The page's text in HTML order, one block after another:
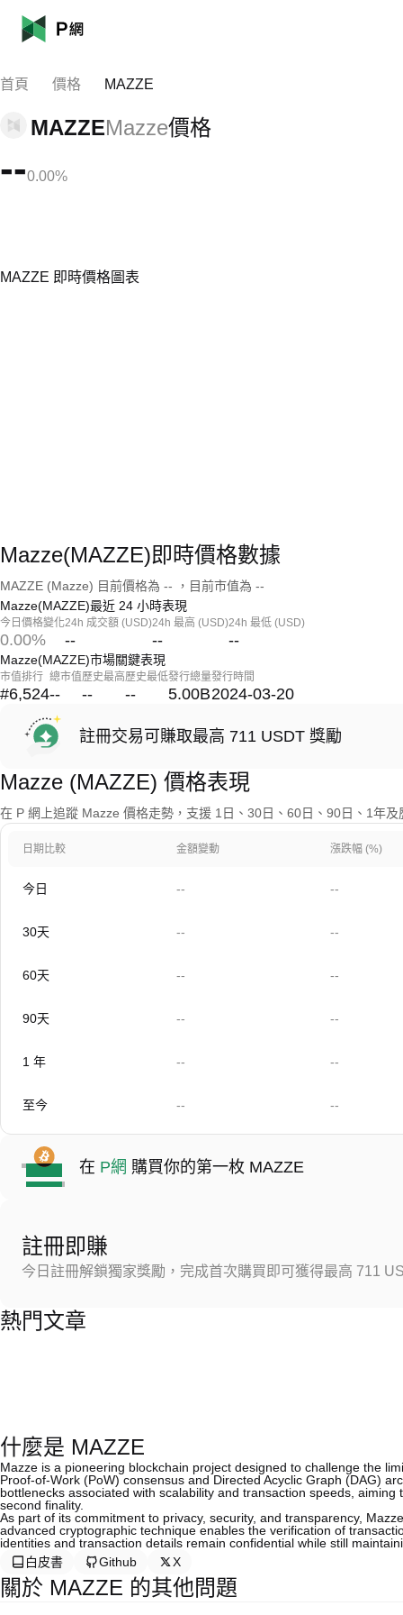
首頁 價格 MAZZE
MAZZEMazze價格
--0.00%
MAZZE 即時價格圖表
Mazze(MAZZE)即時價格數據
MAZZE (Mazze) 目前價格為 -- ，目前市值為 --
Mazze(MAZZE)最近 24 小時表現
今日價格變化
0.00%
24h 成交額 (USD)
--
24h 最高 (USD)
--
24h 最低 (USD)
--
Mazze(MAZZE)市場關鍵表現
市值排行
#6,524
總市值
--
歷史最高
--
歷史最低
--
發行總量
5.00B
發行時間
2024-03-20
註冊交易可賺取最高 711 USDT 獎勵
Mazze (MAZZE) 價格表現
在 P 網上追蹤 Mazze 價格走勢，支援 1日、30日、60日、90日、1年及
日期比較 金額變動 漲跌幅 (%)
今日 -- --
30天 -- --
60天 -- --
90天 -- --
1 年 -- --
至今 -- --
在 P網 購買你的第一枚 MAZZE
註冊即賺
今日註冊解鎖獨家獎勵，完成首次購買即可獲得最高 711
熱門文章
什麼是 MAZZE
Mazze is a pioneering blockchain project designed to challenge the
Proof-of-Work (PoW) consensus and Directed Acyclic Graph (DAG)
bottlenecks associated with scalability and transaction speeds,
second finality.
As part of its commitment to privacy, security, and transparency,
advanced cryptographic technique enables the verification of
identities and transaction details remain confidential while still
白皮書
Github X
關於 MAZZE 的其他問題